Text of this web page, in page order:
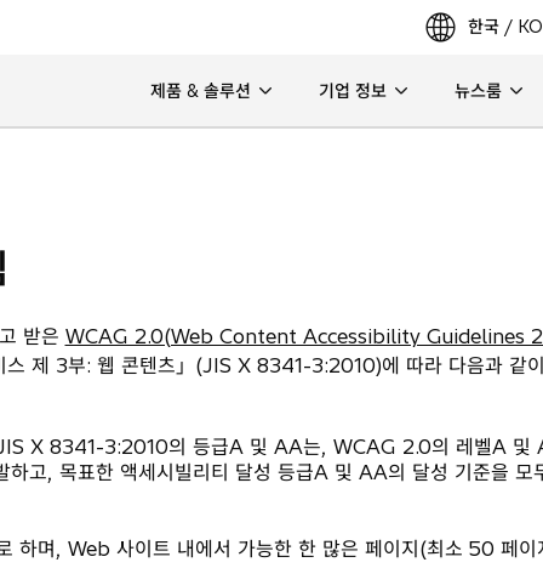
한국 / KO
검색
제품 & 솔루션 기업 정보 뉴스룸
받은 WCAG 2.0(Web Content Accessibility Guidelines
제 3부: 웹 콘텐츠」(JIS X 8341-3:2010)에 따라 다음과 같
X 8341-3:2010의 등급A 및 AA는, WCAG 2.0의 레벨A 및
, 목표한 액세시빌리티 달성 등급A 및 AA의 달성 기준을 모
며, Web 사이트 내에서 가능한 한 많은 페이지(최소 50 페이